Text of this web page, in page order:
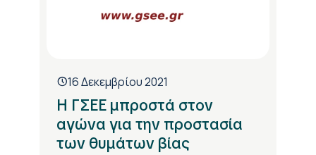
16 Δεκεμβρίου 2021
Η ΓΣΕΕ μπροστά στον
αγώνα για την προστασία
των θυμάτων βίας